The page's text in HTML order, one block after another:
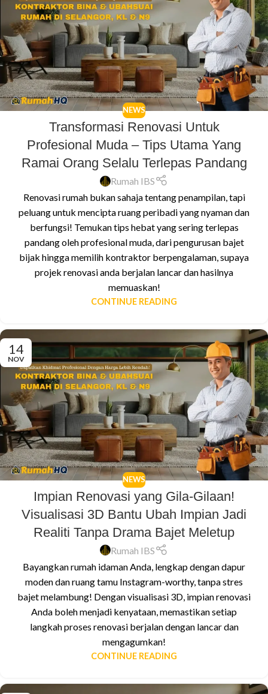
NEWS
Transformasi Renovasi Untuk
Profesional Muda – Tips Utama Yang
Ramai Orang Selalu Terlepas Pandang
Rumah IBS
Renovasi rumah bukan sahaja tentang penampilan, tapi
peluang untuk mencipta ruang peribadi yang nyaman dan
berfungsi! Temukan tips hebat yang sering terlepas
pandang oleh profesional muda, dari pengurusan bajet
bijak hingga memilih kontraktor berpengalaman, supaya
projek renovasi anda berjalan lancar dan hasilnya
memuaskan!
CONTINUE READING
14
NOV
NEWS
Impian Renovasi yang Gila-Gilaan!
Visualisasi 3D Bantu Ubah Impian Jadi
Realiti Tanpa Drama Bajet Meletup
Rumah IBS
Bayangkan rumah idaman Anda, lengkap dengan dapur
moden dan ruang tamu Instagram-worthy, tanpa stres
bajet melambung! Dengan visualisasi 3D, impian renovasi
Anda boleh menjadi kenyataan, memastikan setiap
langkah proses renovasi berjalan dengan lancar dan
mengagumkan!
CONTINUE READING